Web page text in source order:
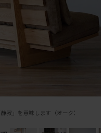
寂」を意味します（オーク）